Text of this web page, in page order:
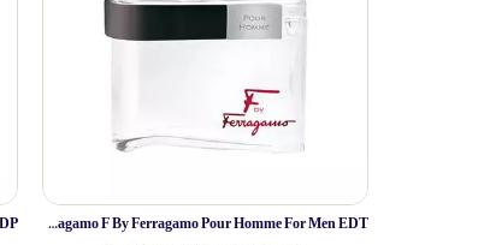
Salvatore Ferragamo F By Ferragamo Pour Homme For Men EDT